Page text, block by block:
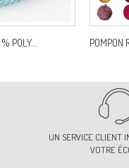
POLY... POMPON
UN SERVICE CLIENT
VOTRE